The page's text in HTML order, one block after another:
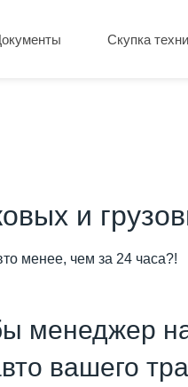
Скупка
и
менее, чем за 24 часа?!
менеджер
вашего